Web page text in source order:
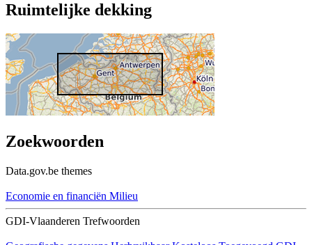
Ruimtelijke dekking
Zoekwoorden
Data.gov.be themes
Economie en financiën Milieu
GDI-Vlaanderen Trefwoorden